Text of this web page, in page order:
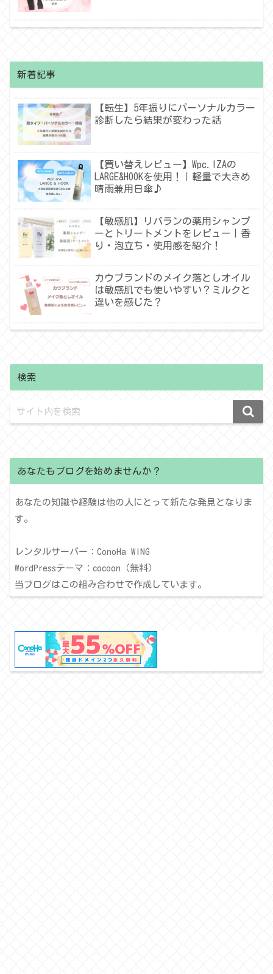
新着記事
【転生】5年振りにパーソナルカラー
診断したら結果が変わった話
【買い替えレビュー】Wpc.IZAの
LARGE&HOOKを使用！｜軽量で大きめ
晴雨兼用日傘♪
【敏感肌】リバランの薬用シャンプ
ーとトリートメントをレビュー｜香
り・泡立ち・使用感を紹介！
カウブランドのメイク落としオイル
は敏感肌でも使いやすい？ミルクと
違いを感じた？
検索
あなたもブログを始めませんか？
あなたの知識や経験は他の人にとって新たな発見となりま
す。
レンタルサーバー：ConoHa WING
WordPressテーマ：cocoon（無料）
当ブログはこの組み合わせで作成しています。